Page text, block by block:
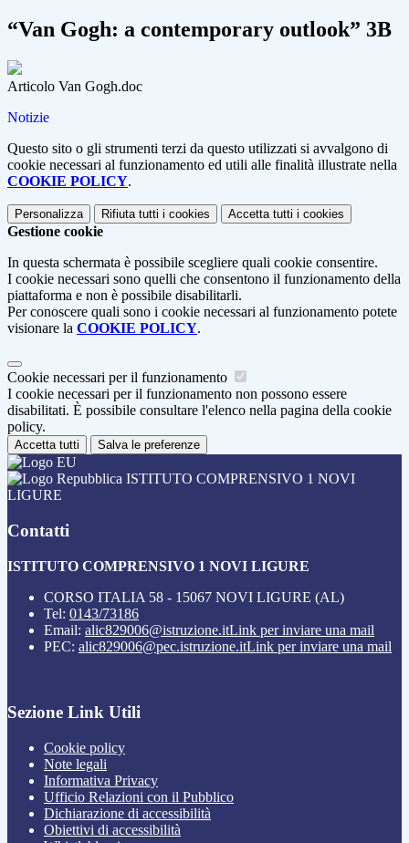
“Van Gogh: a contemporary outlook” 3B
Articolo Van Gogh.doc
Notizie
Questo sito o gli strumenti terzi da questo utilizzati si avvalgono di
cookie necessari al funzionamento ed utili alle finalità illustrate nella
COOKIE POLICY.
Personalizza Rifiuta tutti i cookies Accetta tutti i cookies
Gestione cookie
In questa schermata è possibile scegliere quali cookie consentire.
I cookie necessari sono quelli che consentono il funzionamento della
piattaforma e non è possibile disabilitarli.
Per conoscere quali sono i cookie necessari al funzionamento potete
visionare la COOKIE POLICY.
Cookie necessari per il funzionamento
I cookie necessari per il funzionamento non possono essere
disabilitati. È possibile consultare l'elenco nella pagina della cookie
policy.
Accetta tutti Salva le preferenze
ISTITUTO COMPRENSIVO 1 NOVI
LIGURE
Contatti
ISTITUTO COMPRENSIVO 1 NOVI LIGURE
CORSO ITALIA 58 - 15067 NOVI LIGURE (AL)
Tel: 0143/73186
Email: alic829006@istruzione.itLink per inviare una mail
PEC: alic829006@pec.istruzione.itLink per inviare una mail
Sezione Link Utili
Cookie policy
Note legali
Informativa Privacy
Ufficio Relazioni con il Pubblico
Dichiarazione di accessibilità
Obiettivi di accessibilità